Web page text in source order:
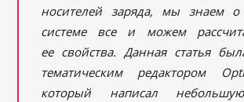
носителей заряда, мы знаем о
системе все и можем
ее свойства. Данная статья
тематическим редактором
который написал